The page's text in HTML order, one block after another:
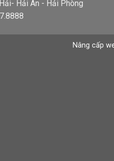
Hải An - Hải Phòng
Nâng cấp